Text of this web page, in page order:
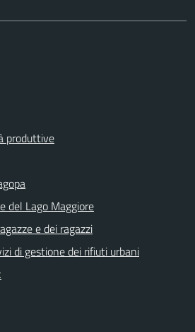
produttive
del Lago Maggiore
e dei ragazzi
di gestione dei rifiuti urbani